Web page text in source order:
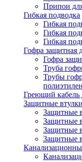
Припои
Гибкая подводка
Гибкая
Гибкая
Гибкая
Гофра защитная
Гофра
Труба
Трубы
Греющий кабель
Защитные
Защитные
Защитные
Защитные
Защитные